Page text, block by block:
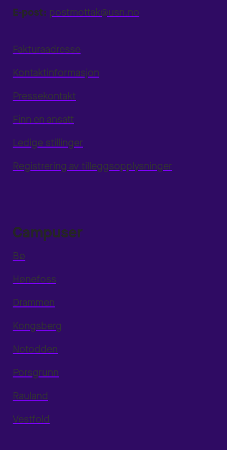
E-post: postmottak@usn.no
Fakturaadresse
Kontaktinformasjon
Pressekontakt
Finn en ansatt
Ledige stillinger
Registrering av tilleggsopplysninger
Campuser
Bø
Hønefoss
Drammen
Kongsberg
Notodden
Porsgrunn
Rauland
Vestfold